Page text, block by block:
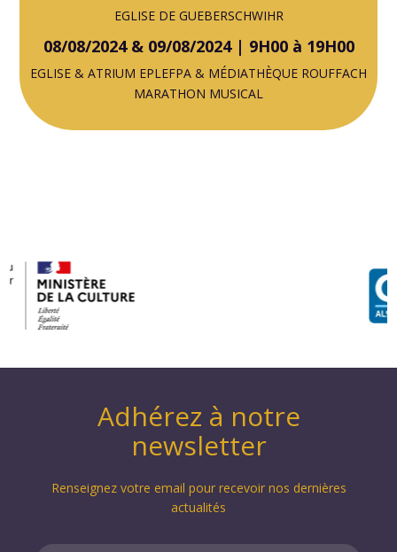
EGLISE DE GUEBERSCHWIHR
08/08/2024 & 09/08/2024 | 9H00 à 19H00
EGLISE & ATRIUM EPLEFPA & MÉDIATHÈQUE ROUFFACH
MARATHON MUSICAL
Adhérez à notre
newsletter
Renseignez votre email pour recevoir nos dernières
actualités